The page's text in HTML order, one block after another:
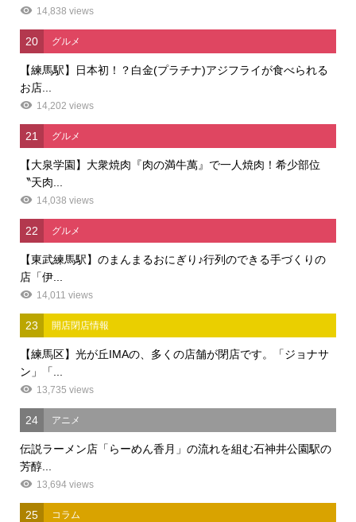
14,838 views
20 グルメ
【練馬駅】日本初！？白金(プラチナ)アジフライが食べられる
お店...
14,202 views
21 グルメ
【大泉学園】大衆焼肉『肉の満牛萬』で一人焼肉！希少部位
〝天肉...
14,038 views
22 グルメ
【東武練馬駅】のまんまるおにぎり♪行列のできる手づくりの
店「伊...
14,011 views
23 開店閉店情報
【練馬区】光が丘IMAの、多くの店舗が閉店です。「ジョナサ
ン」「...
13,735 views
24 アニメ
伝説ラーメン店「らーめん香月」の流れを組む石神井公園駅の
芳醇...
13,694 views
25 コラム